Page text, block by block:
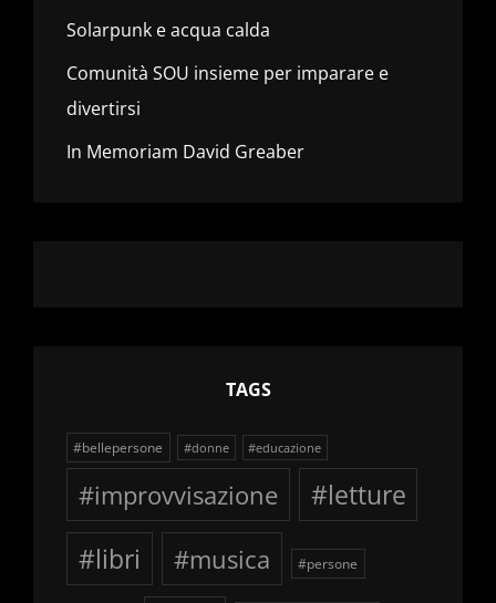
Solarpunk e acqua calda
Comunità SOU insieme per imparare e
divertirsi
In Memoriam David Greaber
TAGS
#bellepersone #donne #educazione
#improvvisazione
#letture
#libri
#musica #persone